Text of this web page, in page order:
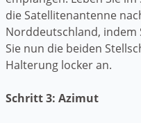
die Satellitenantenne
Norddeutschland, indem
Sie nun die beiden
Halterung locker an.
Schritt 3: Azimut